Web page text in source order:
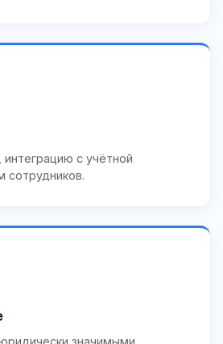
с учётной
сотрудников.
значимыми